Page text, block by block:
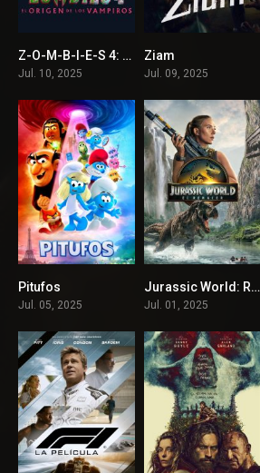
5.5Z-O-M-B-I-E-S 4: El origen de los vampiros
Jul. 10, 2025
Ziam
Jul. 09, 2025
Pitufos
Jul. 05, 2025
5.9Jurassic World: Renace
Jul. 01, 2025